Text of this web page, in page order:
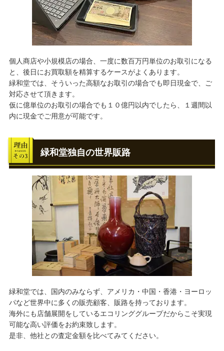
個人商店や小規模店の場合、一度に数百万円単位のお取引になる
と、後日にお買取額を精算するケースがよくあります。
緑和堂では、そういった高額なお取引の場合でも即日現金で、ご
対応させて頂きます。
仮に億単位のお取引の場合でも１０億円以内でしたら、１週間以
内に現金でご用意が可能です。
緑和堂独自の世界販路
緑和堂では、国内のみならず、アメリカ・中国・香港・ヨーロッ
パなど世界中に多くの販売顧客、販路を持っております。
海外にも店舗展開をしているエコリンググループだからこそ実現
可能な高い評価をお約束致します。
是非、他社との査定金額を比べてみてください。